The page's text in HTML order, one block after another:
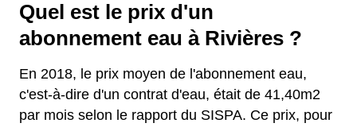
Quel est le prix d'un
abonnement eau à Rivières ?
En 2018, le prix moyen de l'abonnement eau,
c'est-à-dire d'un contrat d'eau, était de 41,40m2
par mois selon le rapport du SISPA. Ce prix, pour